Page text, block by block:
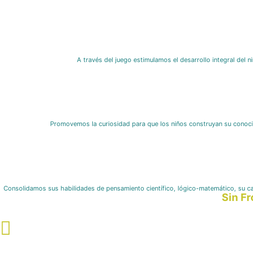
A través del juego estimulamos el desarrollo integral del
Promovemos la curiosidad para que los niños construyan su
Consolidamos sus habilidades de pensamiento científico, lógico-matemático, su
El San Luis Gonzaga es un proyecto de Sin